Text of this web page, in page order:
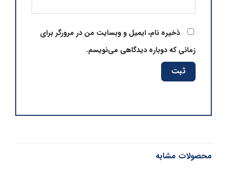
ذخیره نام، ایمیل و وبسایت من در مرورگر برای
زمانی که دوباره دیدگاهی می‌نویسم.
محصولات مشابه